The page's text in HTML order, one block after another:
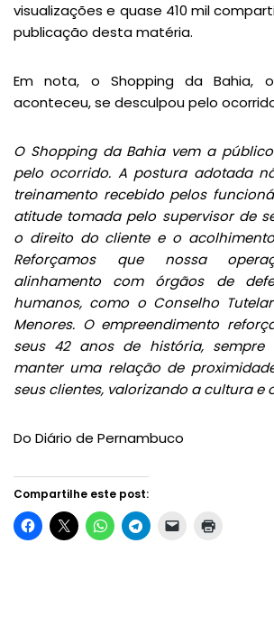
visualizações e quase 410 mil
publicação desta matéria.
Em nota, o Shopping da Bahia,
aconteceu, se desculpou pelo
O Shopping da Bahia vem a
pelo ocorrido. A postura adotada
treinamento recebido pelos
atitude tomada pelo supervisor de
o direito do cliente e o
Reforçamos que nossa
alinhamento com órgãos de
humanos, como o Conselho
Menores. O empreendimento
seus 42 anos de história, sempre
manter uma relação de
seus clientes, valorizando a cultura e
Do Diário de Pernambuco
Compartilhe este post: